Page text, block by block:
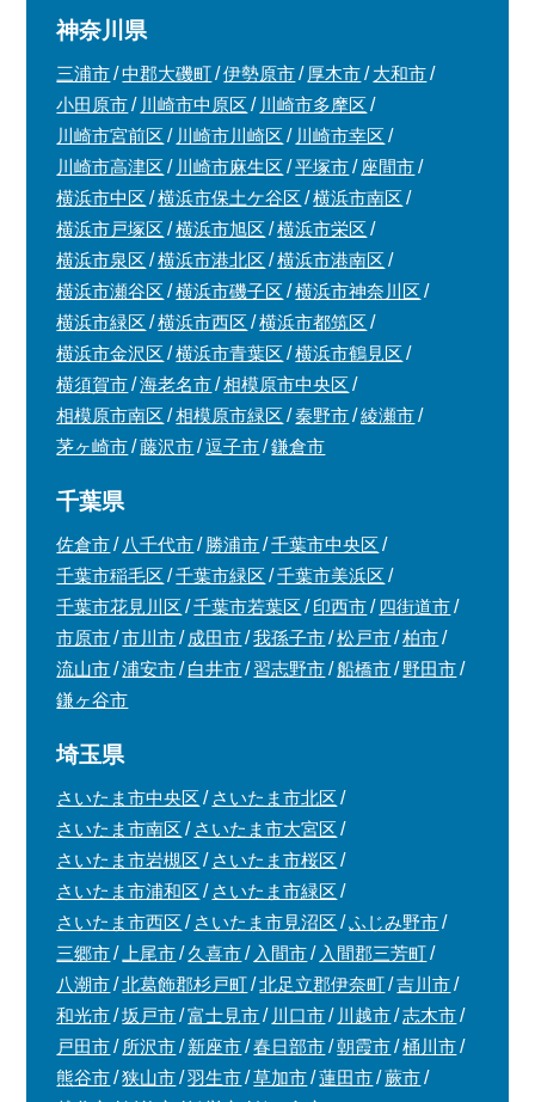
神奈川県
三浦市 中郡大磯町 伊勢原市 厚木市
大和市
小田原市
川崎市中原区
川崎市多摩区
川崎市宮前区
川崎市川崎区
川崎市幸区
川崎市高津区
川崎市麻生区 平塚市
座間市
横浜市中区
横浜市保土ケ谷区
横浜市南区
横浜市戸塚区
横浜市旭区
横浜市栄区
横浜市泉区
横浜市港北区
横浜市港南区
横浜市瀬谷区
横浜市磯子区
横浜市神奈川区
横浜市緑区
横浜市西区
横浜市都筑区
横浜市金沢区
横浜市青葉区
横浜市鶴見区
横須賀市
海老名市
相模原市中央区
相模原市南区
相模原市緑区 秦野市
綾瀬市
茅ヶ崎市
藤沢市 逗子市 鎌倉市
千葉県
佐倉市 八千代市 勝浦市
千葉市中央区
千葉市稲毛区
千葉市緑区
千葉市美浜区
千葉市花見川区
千葉市若葉区 印西市
四街道市
市原市
市川市 成田市 我孫子市 松戸市
柏市
流山市
浦安市 白井市 習志野市 船橋市
野田市
鎌ヶ谷市
埼玉県
さいたま市中央区
さいたま市北区
さいたま市南区
さいたま市大宮区
さいたま市岩槻区
さいたま市桜区
さいたま市浦和区
さいたま市緑区
さいたま市西区
さいたま市見沼区
ふじみ野市
三郷市
上尾市 久喜市 入間市
入間郡三芳町
八潮市
北葛飾郡杉戸町 北足立郡伊奈町
吉川市
和光市
坂戸市 富士見市 川口市 川越市
志木市
戸田市
所沢市 新座市 春日部市 朝霞市
桶川市
熊谷市
狭山市 羽生市 草加市 蓮田市
蕨市